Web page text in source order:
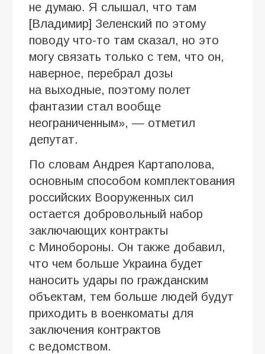
не думаю. Я слышал, что там
[Владимир] Зеленский по этому
поводу что-то там сказал, но это
могу связать только с тем, что он,
наверное, перебрал дозы
на выходные, поэтому полет
фантазии стал вообще
неограниченным», — отметил
депутат.
По словам Андрея Картаполова,
основным способом комплектования
российских Вооруженных сил
остается добровольный набор
заключающих контракты
с Минобороны. Он также добавил,
что чем больше Украина будет
наносить удары по гражданским
объектам, тем больше людей будут
приходить в военкоматы для
заключения контрактов
с ведомством.